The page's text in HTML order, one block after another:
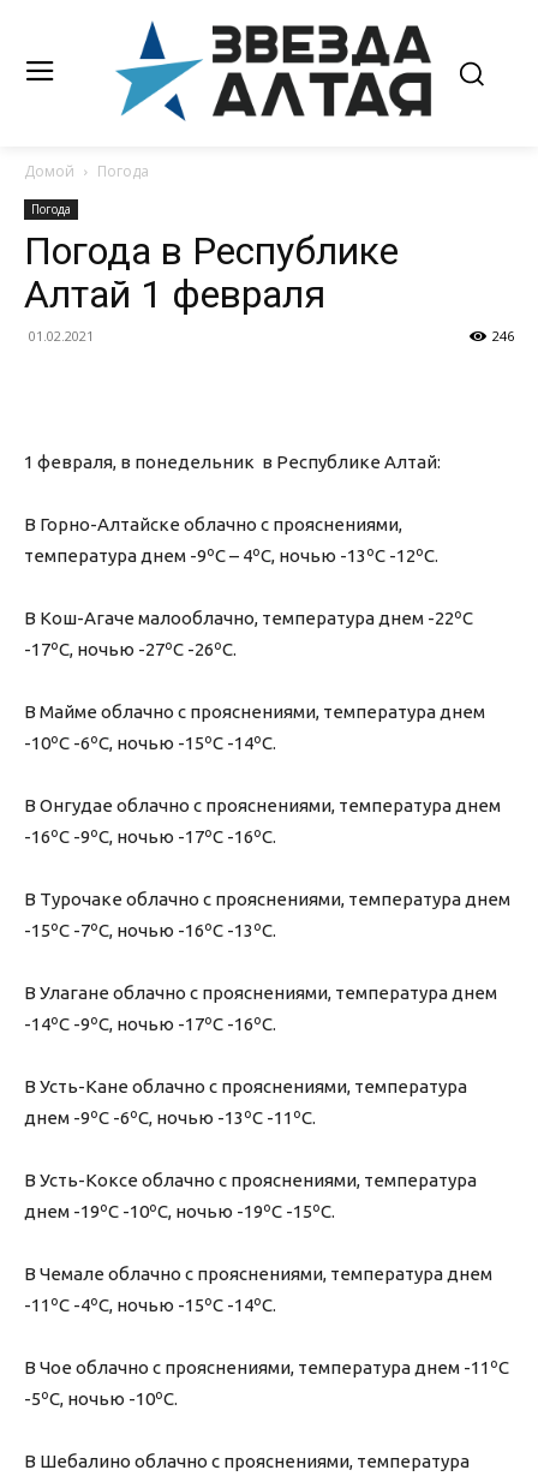
Домой Погода
Погода
Погода в Республике
Алтай 1 февраля
01.02.2021 246
1 февраля, в понедельник в Республике Алтай:
В Горно-Алтайске облачно с прояснениями,
температура днем -9ºС – 4ºС, ночью -13ºС -12ºС.
В Кош-Агаче малооблачно, температура днем -22ºС
-17ºС, ночью -27ºС -26ºС.
В Майме облачно с прояснениями, температура днем
-10ºС -6ºС, ночью -15ºС -14ºС.
В Онгудае облачно с прояснениями, температура днем
-16ºС -9ºС, ночью -17ºС -16ºС.
В Турочаке облачно с прояснениями, температура днем
-15ºС -7ºС, ночью -16ºС -13ºС.
В Улагане облачно с прояснениями, температура днем
-14ºС -9ºС, ночью -17ºС -16ºС.
В Усть-Кане облачно с прояснениями, температура
днем -9ºС -6ºС, ночью -13ºС -11ºС.
В Усть-Коксе облачно с прояснениями, температура
днем -19ºС -10ºС, ночью -19ºС -15ºС.
В Чемале облачно с прояснениями, температура днем
-11ºС -4ºС, ночью -15ºС -14ºС.
В Чое облачно с прояснениями, температура днем -11ºС
-5ºС, ночью -10ºС.
В Шебалино облачно с прояснениями, температура